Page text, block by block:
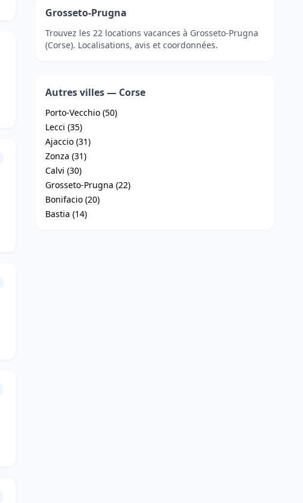
Grosseto-Prugna
Trouvez les 22 locations vacances à Grosseto-Prugna
(Corse). Localisations, avis et coordonnées.
Autres villes — Corse
Porto-Vecchio (50)
Lecci (35)
Ajaccio (31)
Zonza (31)
Calvi (30)
Grosseto-Prugna (22)
Bonifacio (20)
Bastia (14)